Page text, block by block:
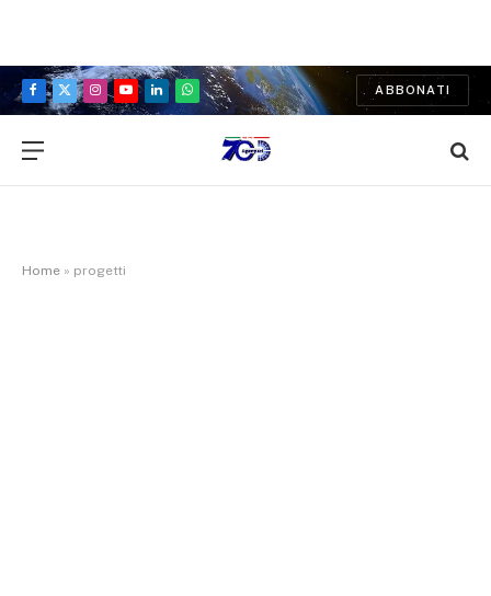
Facebook
X
Instagram
YouTubeLinkedInWhatsApp
ABBONATI
Home » progetti